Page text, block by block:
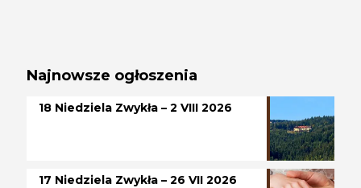
Najnowsze ogłoszenia
18 Niedziela Zwykła – 2 VIII 2026
17 Niedziela Zwykła – 26 VII 2026